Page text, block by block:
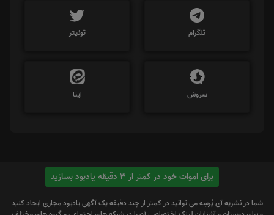
تلگرام توئیتر
سروش ایتا
برای اموات خود در کمتر از 3 دقیقه یادبود بسازید
شما در نشریه آی پُرسِه می توانید در کمتر از چند دقیقه یک آگهی یادبود مجازی ایجاد کنید